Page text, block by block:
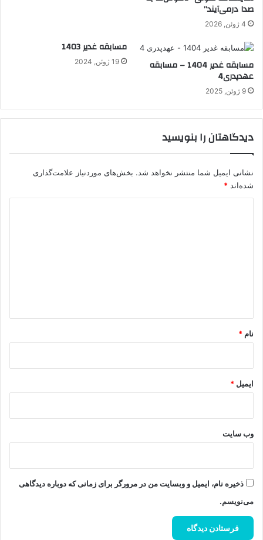
صدا در‌می‌آیند”
4 ژوئن, 2026
مسابقه غدیر 1404 – مسابقه
عهدپدری4
9 ژوئن, 2025
مسابقه غدیر 1403
19 ژوئن, 2024
دیدگاهتان را بنویسید
نشانی ایمیل شما منتشر نخواهد شد. بخش‌های موردنیاز علامت‌گذاری
شده‌اند *
نام *
ایمیل *
وب‌ سایت
ذخیره نام، ایمیل و وبسایت من در مرورگر برای زمانی که دوباره دیدگاهی
می‌نویسم.